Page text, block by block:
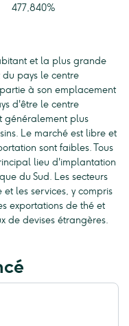
477,840%
et la plus grande
pays le centre
à son emplacement
d'être le centre
généralement plus
Le marché est libre et
sont faibles. Tous
lieu d'implantation
du Sud. Les secteurs
les services, y compris
exportations de thé et
de devises étrangères.